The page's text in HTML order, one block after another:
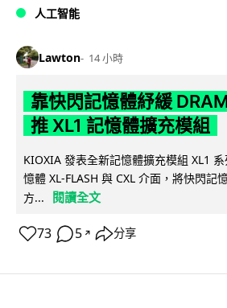
人工智能
Lawton 14 小時
靠快閃記憶體紓緩
推 XL1 記憶體擴充模組
KIOXIA 發表全新記憶體擴充模組 XL1
憶體 XL-FLASH 與 CXL 介面，將快閃記
方...
閱讀全文
73 5 ↗ 分享